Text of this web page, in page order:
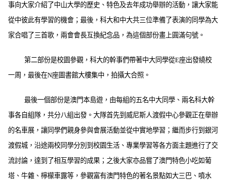
事向大家介紹了中山大學的歷史、特色及去年成功舉辦的活動，讓大家能
從中彼此有學習的機會；最後，科大和中大共三位準備了表演的同學為大
家合唱了三首歌，兩會會長互換紀念品，為這個部份畫上圓滿句號。
第二部份是校園參觀，科大的幹事們帶著中大同學從E座出發繞校
一周，最後在N座圖書館大樓集中，拍攝大合照。
最後一個部份是澳門本島遊，由每組的五名中大同學、兩名科大幹
事各自組隊，共分八組出發。大隊首先到威尼斯人渡假中心參觀正在舉辦
的名車展，讓同學們親身參與會展活動並從中實地學習；繼而步行到銀河
渡假城，沿途兩校同學分別到校園生活、專業學習等各方面主題進行了交
流討論，達到了相互學習的成果；之後大家亦品嘗了澳門特色小吃如葡
塔、牛雜、檸檬車露等，參觀富有澳門特色的著名景點如大三巴、噴水